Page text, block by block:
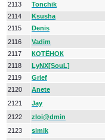
2113
Tonchik
2114
Ksusha
2115
Denis
2116
Vadim
2117
КОТЁНОК
2118
LyNX[SouL]
2119
Grief
2120
Anete
2121
Jay
2122
zloi@dmin
2123
simik